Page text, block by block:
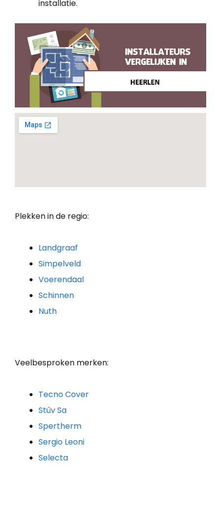
installatie.
Plekken in de regio:
Landgraaf
Simpelveld
Voerendaal
Schinnen
Nuth
Veelbesproken merken:
Tecno Cover
Stûv Sa
Spertherm
Sergio Leoni
Selecta